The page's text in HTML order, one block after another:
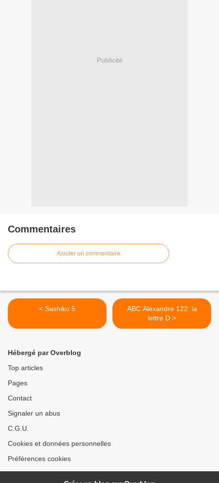
Publicité
Commentaires
Ajouter un commentaire
< Sashiko 5
ABC Alexandre 122: la
lettre D >
Hébergé par Overblog
Top articles
Pages
Contact
Signaler un abus
C.G.U.
Cookies et données personnelles
Préférences cookies